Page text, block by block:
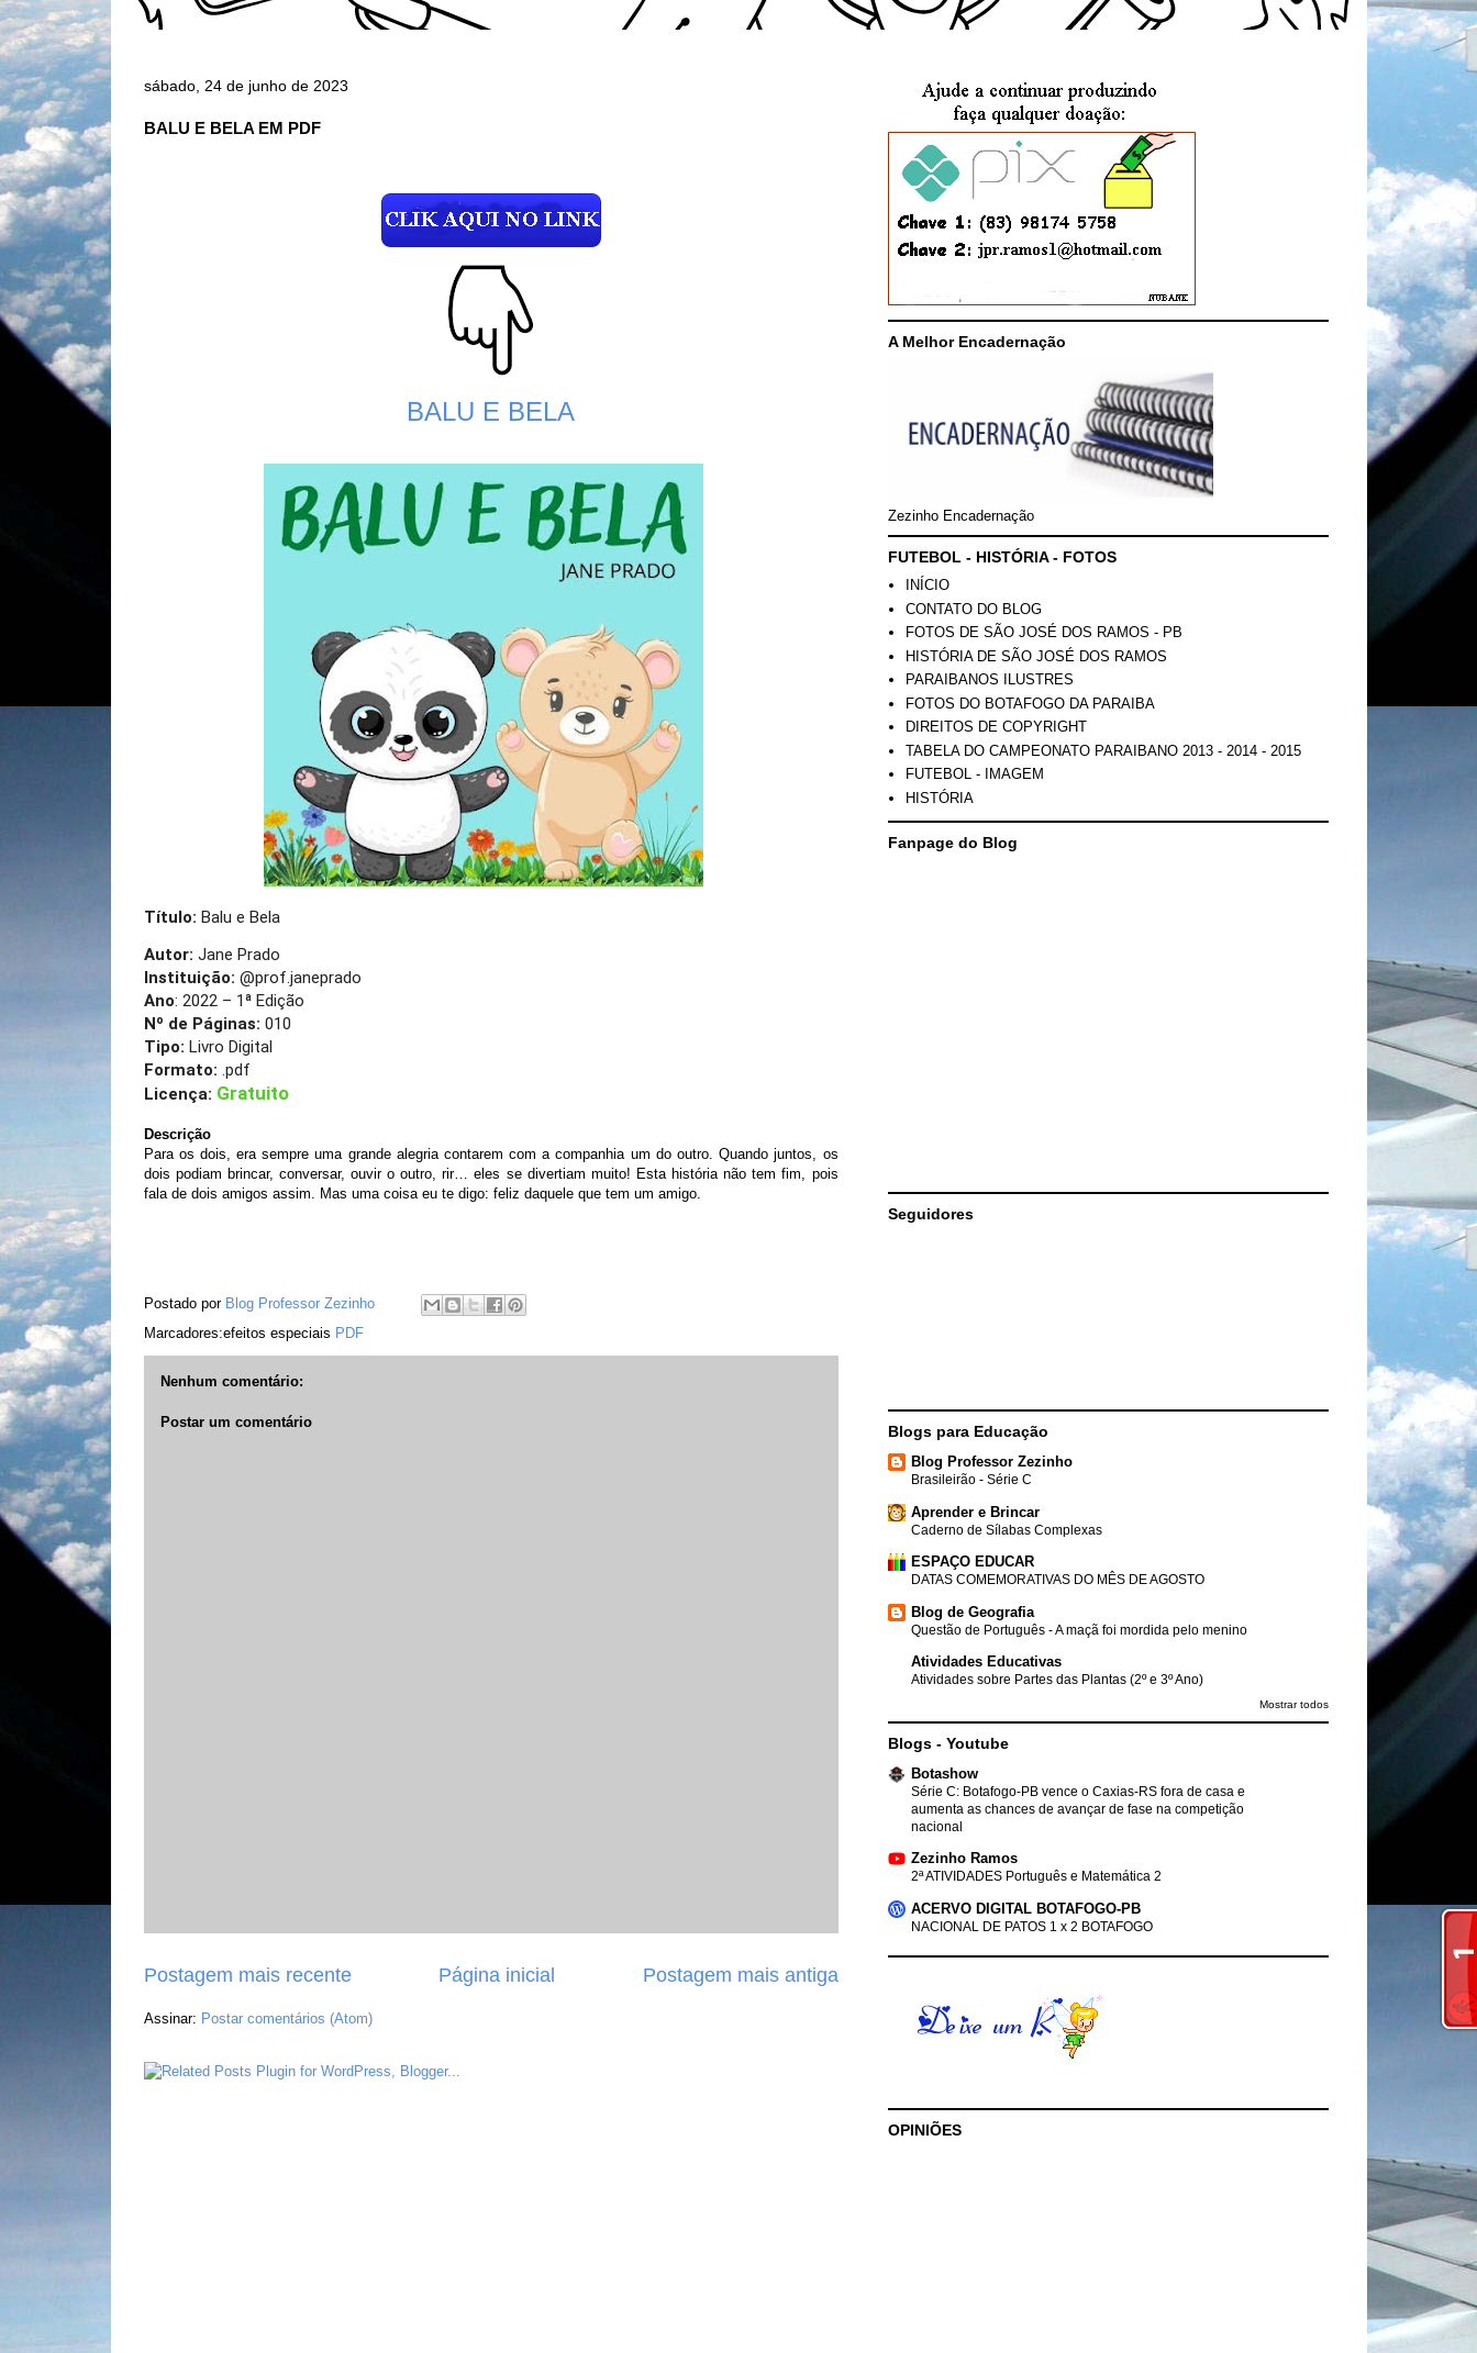
sábado, 24 de junho de 2023
BALU E BELA EM PDF
BALU E BELA
Título: Balu e Bela
Autor: Jane Prado
Instituição: @prof.janeprado
Ano: 2022 – 1ª Edição
Nº de Páginas: 010
Tipo: Livro Digital
Formato: .pdf
Licença: Gratuito
Descrição
Para os dois, era sempre uma grande alegria contarem com a companhia um do outro. Quando juntos, os
dois podiam brincar, conversar, ouvir o outro, rir… eles se divertiam muito! Esta história não tem fim, pois
fala de dois amigos assim. Mas uma coisa eu te digo: feliz daquele que tem um amigo.
Postado por Blog Professor Zezinho
Marcadores:efeitos especiais PDF
Nenhum comentário:
Postar um comentário
Postagem mais recente Postagem mais antiga
Página inicial
Assinar: Postar comentários (Atom)
A Melhor Encadernação
Zezinho Encadernação
FUTEBOL - HISTÓRIA - FOTOS
INÍCIO
CONTATO DO BLOG
FOTOS DE SÃO JOSÉ DOS RAMOS - PB
HISTÓRIA DE SÃO JOSÉ DOS RAMOS
PARAIBANOS ILUSTRES
FOTOS DO BOTAFOGO DA PARAIBA
DIREITOS DE COPYRIGHT
TABELA DO CAMPEONATO PARAIBANO 2013 - 2014 - 2015
FUTEBOL - IMAGEM
HISTÓRIA
Fanpage do Blog
Seguidores
Blogs para Educação
Blog Professor Zezinho
Brasileirão - Série C
Aprender e Brincar
Caderno de Sílabas Complexas
ESPAÇO EDUCAR
DATAS COMEMORATIVAS DO MÊS DE AGOSTO
Blog de Geografia
Questão de Português - A maçã foi mordida pelo menino
Atividades Educativas
Atividades sobre Partes das Plantas (2º e 3º Ano)
Mostrar todos
Blogs - Youtube
Botashow
Série C: Botafogo-PB vence o Caxias-RS fora de casa e
aumenta as chances de avançar de fase na competição
nacional
Zezinho Ramos
2ª ATIVIDADES Português e Matemática 2
ACERVO DIGITAL BOTAFOGO-PB
NACIONAL DE PATOS 1 x 2 BOTAFOGO
OPINIÕES